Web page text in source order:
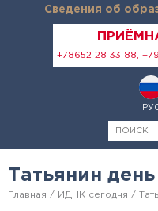
Сведения об
+78652 28 33 88,
Татьянин день
Главная ИДНК сегодня